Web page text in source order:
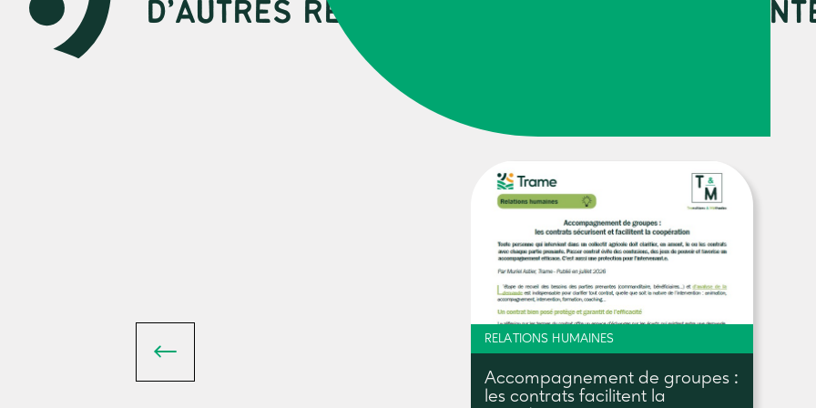
D’AUTRES RESSOURCES PEUVENT VOUS
RELATIONS HUMAINES
Accompagnement de groupes :
les contrats facilitent la